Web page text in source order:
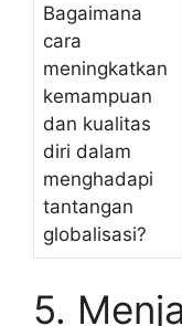
Bagaimana
cara
meningkatkan
kemampuan
dan kualitas
diri dalam
menghadapi
tantangan
globalisasi?
5.